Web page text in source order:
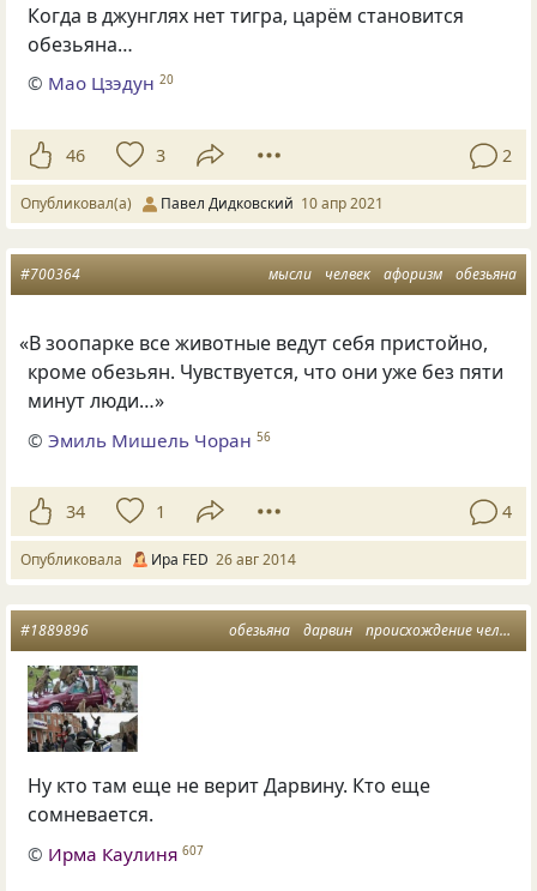
Когда в джунглях нет тигра, царём становится
обезьяна…
© Мао Цзэдун 20
46 3 2
Опубликовал(а) Павел Дидковский 10 апр 2021
мысли челвек афоризм обезьяна
#700364
«В зоопарке все животные ведут себя пристойно,
кроме обезьян. Чувствуется, что они уже без пяти
минут люди…»
©Эмиль Мишель Чоран 56
34 1 4
Опубликовала Ира FED 26 авг 2014
обезьяна дарвин происхождение человека
#1889896
Ну кто там еще не верит Дарвину. Кто еще
сомневается.
© Ирма Каулиня 607